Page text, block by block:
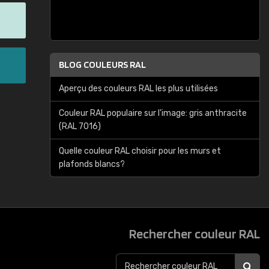
BLOG COULEURS RAL
Aperçu des couleurs RAL les plus utilisées
Couleur RAL populaire sur l'image: gris anthracite
(RAL 7016)
Quelle couleur RAL choisir pour les murs et
plafonds blancs?
Rechercher couleur RAL